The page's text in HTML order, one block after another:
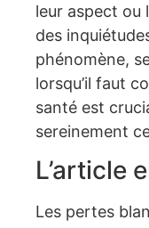
leur aspect ou
des
phénomène,
lorsqu’il faut
santé est
sereinement
L’article
Les pertes